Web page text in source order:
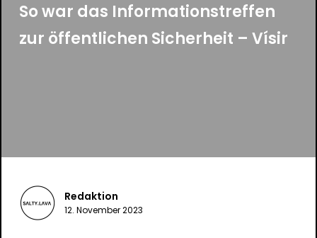
So war das Informationstreffen
zur öffentlichen Sicherheit – Vísir
Redaktion
12. November 2023